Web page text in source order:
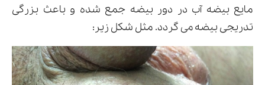
مایع بیضه آب در دور بیضه جمع شده و باعث بزرگی
تدریجی بیضه می گردد. مثل شکل زیر: